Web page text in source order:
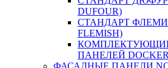
DUFOUR)
СТАНДАРТ
FLEMISH)
ПАНЕЛЕЙ DOCKER
ФАСАДНЫЕ ПАНЕЛИ